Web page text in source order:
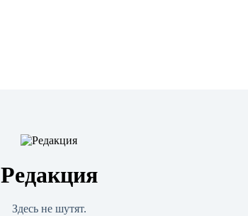
Редакция
Здесь не шутят.